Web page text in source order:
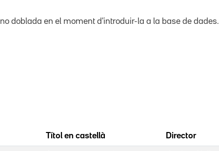
doblada en el moment d'introduir-la a la base de dades.
Títol en castellà Director